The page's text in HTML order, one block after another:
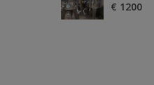
€ 1200